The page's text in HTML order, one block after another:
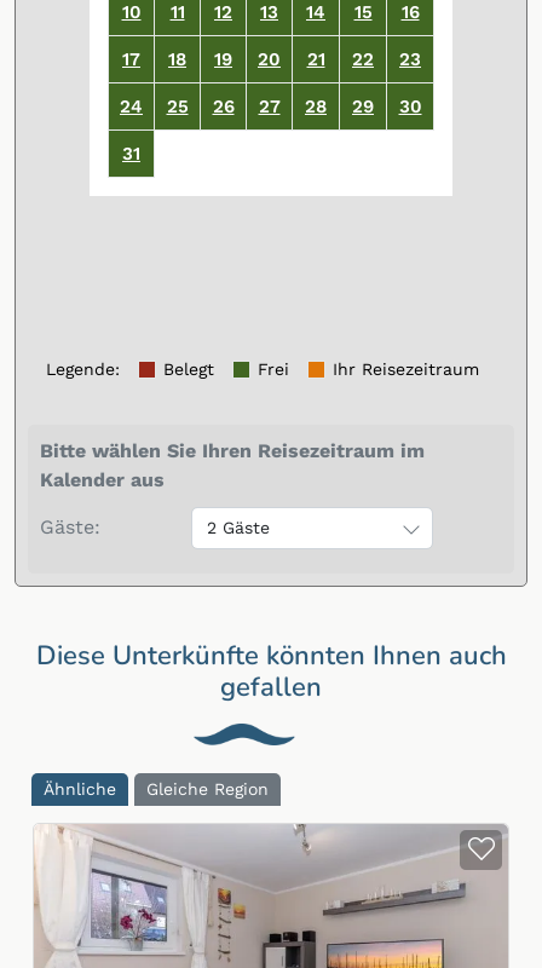
10 11 12 13 14 15 16
17 18 19 20 21 22 23
24 25 26 27 28 29 30
31
Legende: Belegt Frei Ihr Reisezeitraum
Bitte wählen Sie Ihren Reisezeitraum im
Kalender aus
Gäste: 2 Gäste
Diese Unterkünfte könnten Ihnen auch
gefallen
Ähnliche Gleiche Region